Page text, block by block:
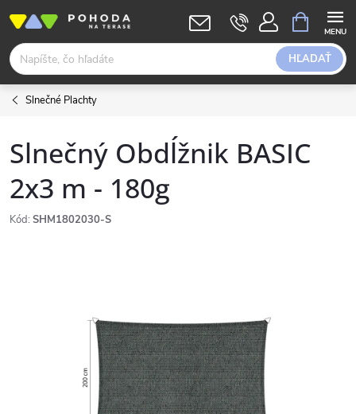
obsah
HĽADAŤ
KOŠÍK
Slnečné Plachty
Slnečný Obdĺžnik BASIC
2x3 m - 180g
Kód: SHM1802030-S